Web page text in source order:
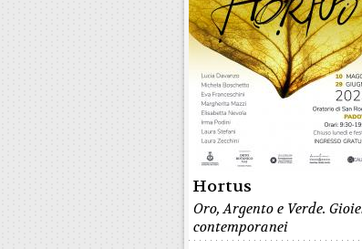
Hortus
Oro, Argento e Verde.
contemporanei